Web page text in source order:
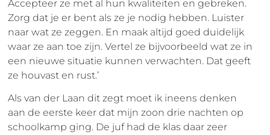
Accepteer ze met al hun kwaliteiten en gebreken.
Zorg dat je er bent als ze je nodig hebben. Luister
naar wat ze zeggen. En maak altijd goed duidelijk
waar ze aan toe zijn. Vertel ze bijvoorbeeld wat ze in
een nieuwe situatie kunnen verwachten. Dat geeft
ze houvast en rust.’
Als van der Laan dit zegt moet ik ineens denken
aan de eerste keer dat mijn zoon drie nachten op
schoolkamp ging. De juf had de klas daar zeer